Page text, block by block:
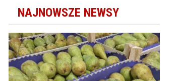
NAJNOWSZE NEWSY